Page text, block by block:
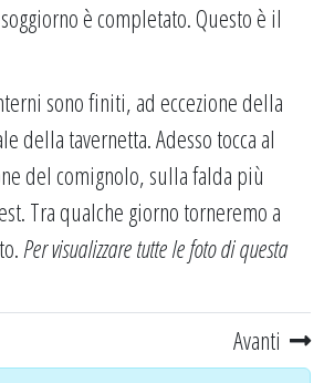
è completato. Questo è il
sono finiti, ad eccezione della
della tavernetta. Adesso tocca al
del comignolo, sulla falda più
Tra qualche giorno torneremo a
Per visualizzare tutte le foto di questa
Avanti